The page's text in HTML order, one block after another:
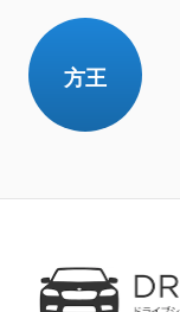
方王